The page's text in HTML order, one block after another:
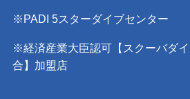
※PADI 5スターダイブセンター
※経済産業大臣認可【スクーバダ
合】加盟店